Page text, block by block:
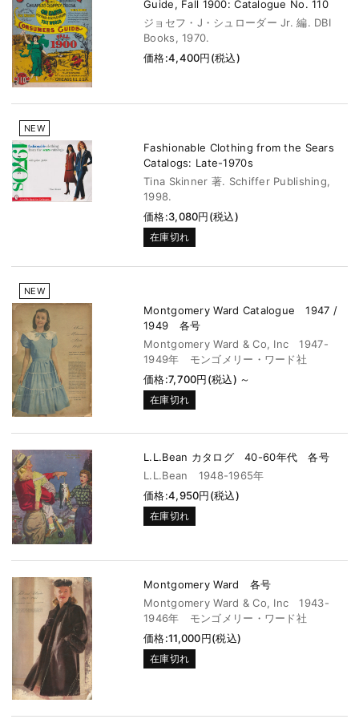
Guide, Fall 1900: Catalogue No. 110
ジョセフ・J・シュローダー Jr. 編. DBI
Books, 1970.
価格:4,400円(税込)
NEW
Fashionable Clothing from the Sears
Catalogs: Late-1970s
Tina Skinner 著. Schiffer Publishing,
1998.
価格:3,080円(税込)
在庫切れ
NEW
Montgomery Ward Catalogue 1947 /
1949 各号
Montgomery Ward & Co, Inc 1947-
1949年 モンゴメリー・ワード社
価格:7,700円(税込) ～
在庫切れ
L.L.Bean カタログ 40-60年代 各号
L.L.Bean 1948-1965年
価格:4,950円(税込)
在庫切れ
Montgomery Ward 各号
Montgomery Ward & Co, Inc 1943-
1946年 モンゴメリー・ワード社
価格:11,000円(税込)
在庫切れ